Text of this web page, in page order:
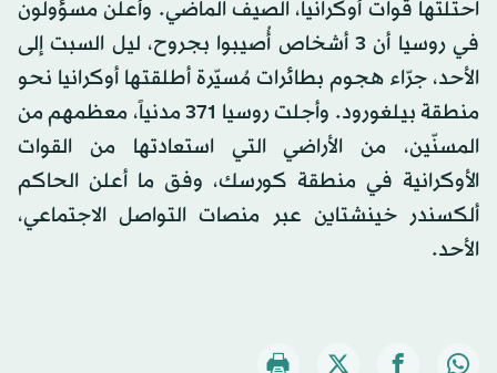
احتلتها قوات أوكرانيا، الصيف الماضي. وأعلن مسؤولون
في روسيا أن 3 أشخاص أُصيبوا بجروح، ليل السبت إلى
الأحد، جرّاء هجوم بطائرات مُسيّرة أطلقتها أوكرانيا نحو
منطقة بيلغورود. وأجلت روسيا 371 مدنياً، معظمهم من
المسنّين، من الأراضي التي استعادتها من القوات
الأوكرانية في منطقة كورسك، وفق ما أعلن الحاكم
ألكسندر خينشتاين عبر منصات التواصل الاجتماعي،
الأحد.